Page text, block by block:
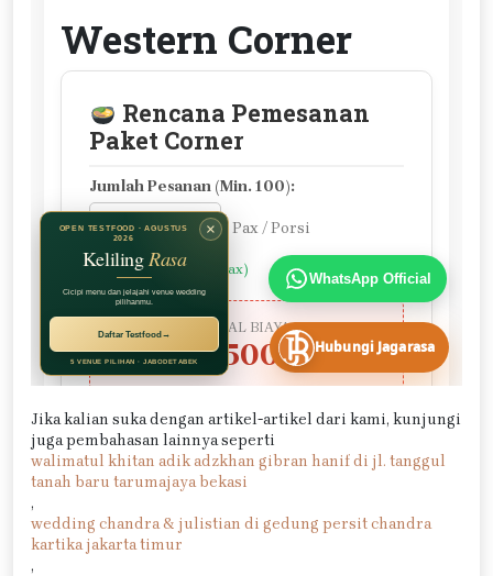
Jika kalian suka dengan artikel-artikel dari kami, kunjungi
juga pembahasan lainnya seperti
walimatul khitan adik adzkhan gibran hanif di jl. tanggul
tanah baru tarumajaya bekasi
,
wedding chandra & julistian di gedung persit chandra
kartika jakarta timur
,